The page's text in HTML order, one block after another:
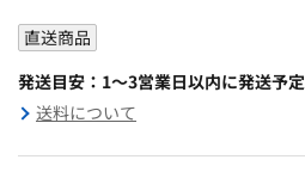
直送商品
発送目安：1～3営業日以内に発送予定
送料について